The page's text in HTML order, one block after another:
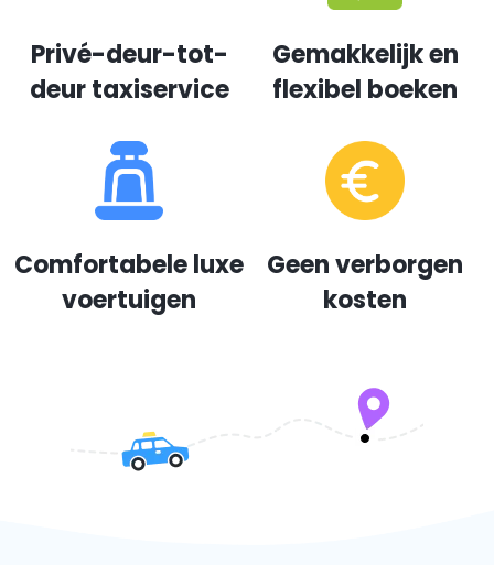
Privé-deur-tot-
deur taxiservice
Gemakkelijk en
flexibel boeken
Comfortabele luxe
voertuigen
Geen verborgen
kosten